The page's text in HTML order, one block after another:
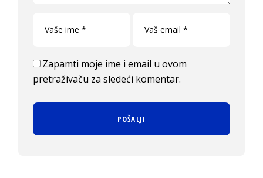
Zapamti moje ime i email u ovom
pretraživaču za sledeći komentar.